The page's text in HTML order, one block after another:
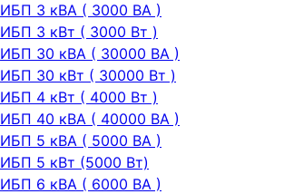
ИБП 3 кВА ( 3000 ВА )
ИБП 3 кВт ( 3000 Вт )
ИБП 30 кВА ( 30000 ВА )
ИБП 30 кВт ( 30000 Вт )
ИБП 4 кВт ( 4000 Вт )
ИБП 40 кВА ( 40000 ВА )
ИБП 5 кВА ( 5000 ВА )
ИБП 5 кВт (5000 Вт)
ИБП 6 кВА ( 6000 ВА )